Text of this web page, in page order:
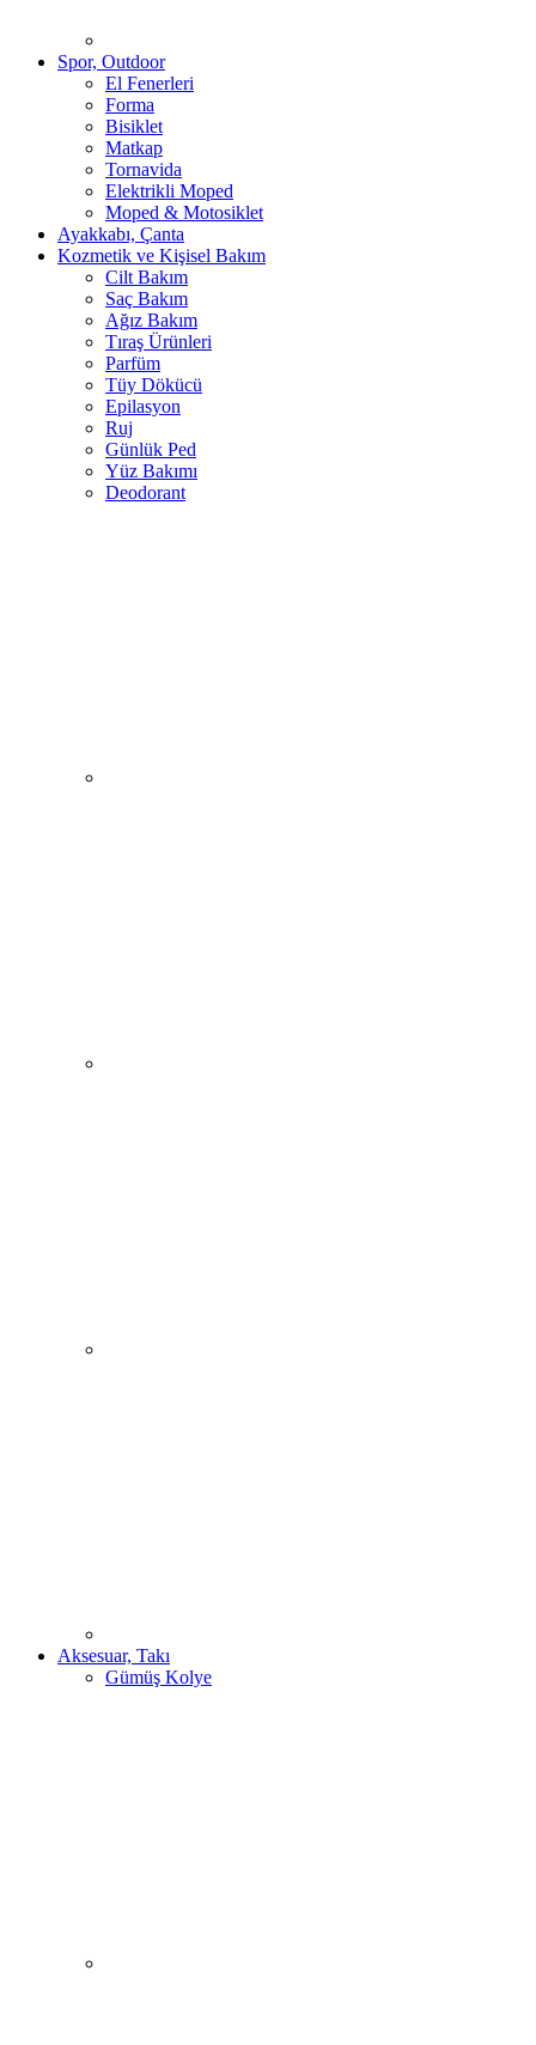
Spor, Outdoor
El Fenerleri
Forma
Bisiklet
Matkap
Tornavida
Elektrikli Moped
Moped & Motosiklet
Ayakkabı, Çanta
Kozmetik ve Kişisel Bakım
Cilt Bakım
Saç Bakım
Ağız Bakım
Tıraş Ürünleri
Parfüm
Tüy Dökücü
Epilasyon
Ruj
Günlük Ped
Yüz Bakımı
Deodorant
Aksesuar, Takı
Gümüş Kolye